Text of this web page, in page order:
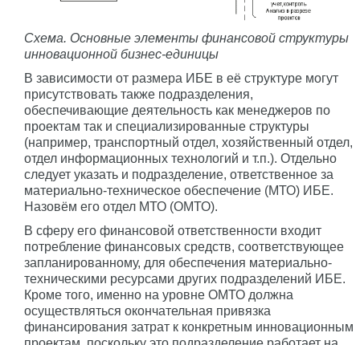
Схема. Основные элементы финансовой структуры
инновационной бизнес-единицы
В зависимости от размера ИБЕ в её структуре могут
присутствовать также подразделения,
обеспечивающие деятельность как менеджеров по
проектам так и специализированные структуры
(например, транспортный отдел, хозяйственный отдел,
отдел информационных технологий и т.п.). Отдельно
следует указать и подразделение, ответственное за
материально-техническое обеспечение (МТО) ИБЕ.
Назовём его отдел МТО (ОМТО).
В сферу его финансовой ответственности входит
потребление финансовых средств, соответствующее
запланированному, для обеспечения материально-
техническими ресурсами других подразделений ИБЕ.
Кроме того, именно на уровне ОМТО должна
осуществляться окончательная привязка
финансирования затрат к конкретным инновационным